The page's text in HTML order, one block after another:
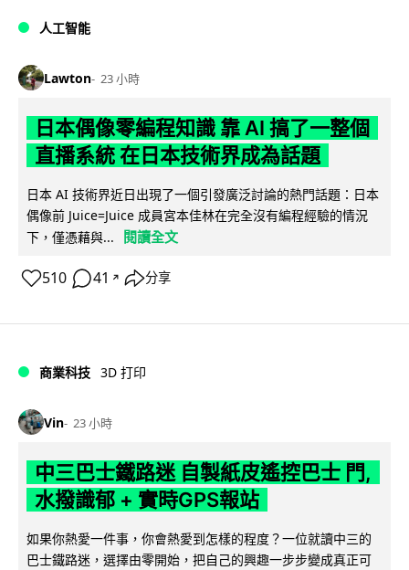
人工智能
Lawton 23 小時
日本偶像零編程知識 靠 AI 搞了一整個
直播系統 在日本技術界成為話題
日本 AI 技術界近日出現了一個引發廣泛討論的熱門話題：日本
偶像前 Juice=Juice 成員宮本佳林在完全沒有編程經驗的情況
下，僅憑藉與...
閱讀全文
510 41 ↗ 分享
商業科技 3D 打印
Vin 23 小時
中三巴士鐵路迷 自製紙皮遙控巴士 門,
水撥識郁 + 實時GPS報站
如果你熱愛一件事，你會熱愛到怎樣的程度？一位就讀中三的
巴士鐵路迷，選擇由零開始，把自己的興趣一步步變成真正可